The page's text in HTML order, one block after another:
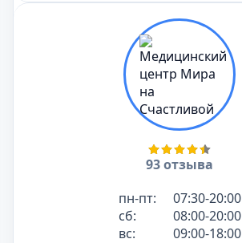
93 отзыва
пн-пт:
07:30-20:00
сб:
08:00-20:00
вс:
09:00-18:00